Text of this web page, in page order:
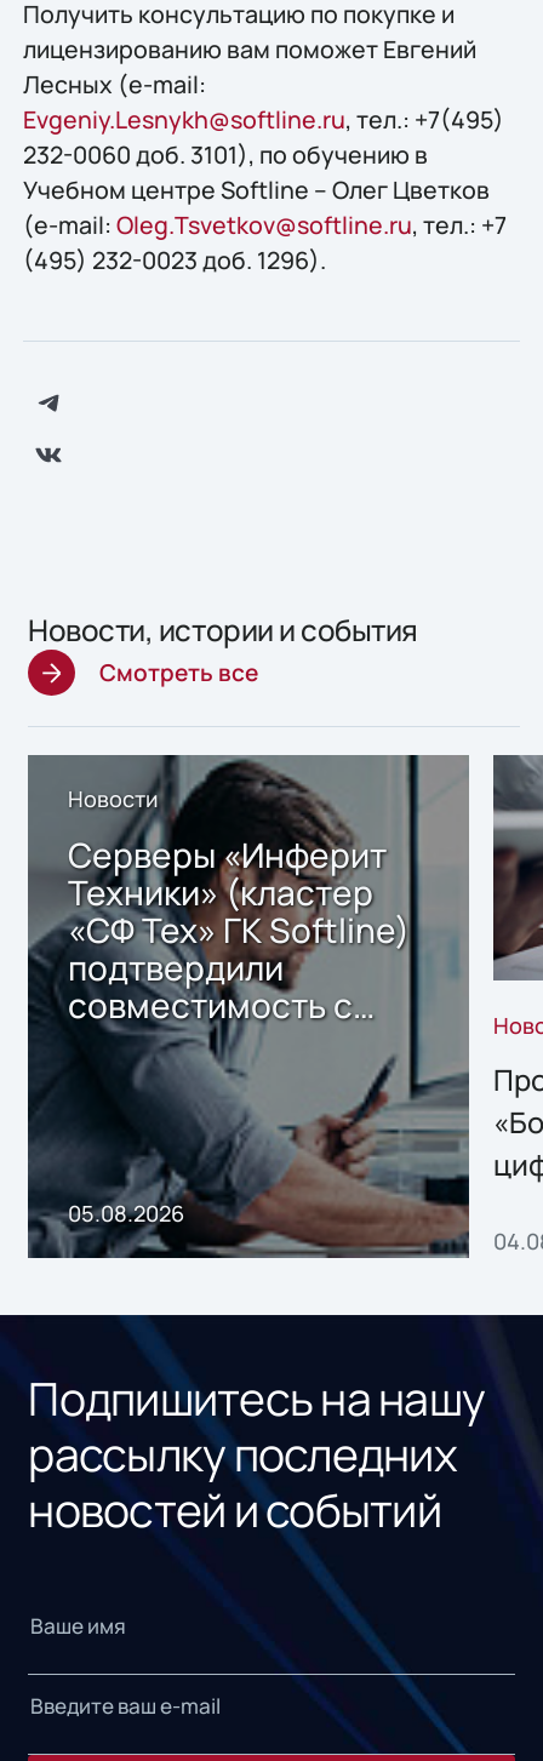
Получить консультацию по покупке и
лицензированию вам поможет Евгений
Лесных (e-mail:
Evgeniy.Lesnykh@softline.ru, тел.: +7(495)
232-0060 доб. 3101), по обучению в
Учебном центре Softline – Олег Цветков
(e-mail: Oleg.Tsvetkov@softline.ru, тел.: +7
(495) 232-0023 доб. 1296).
Новости, истории и события
Смотреть все
Новости
Серверы «Инферит
Техники» (кластер
«СФ Тех» ГК Softline)
подтвердили
совместимость с
решением Sharx
Storage 2.x для
хранения данных
05.08.2026
Подпишитесь на нашу
рассылку последних
новостей и событий